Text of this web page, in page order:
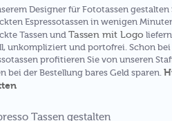
Designer für Fototassen
Espressotassen in wenigen
Tassen und Tassen mit Logo
unkompliziert und portofrei. Schon
profitieren Sie von unseren
bei der Bestellung bares Geld sparen.